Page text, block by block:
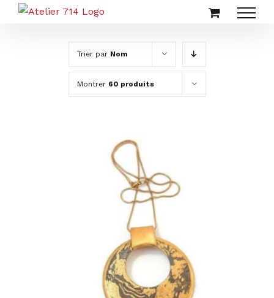
Passer
Trier par Nom
Montrer 60 produits
AJOUTER AU PANIER / DÉTAILS